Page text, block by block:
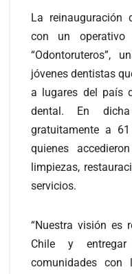
La reinauguración
con un operativo
“Odontoruteros”,
jóvenes dentistas
a lugares del país
dental. En
gratuitamente a
quienes
limpiezas,
servicios.
“Nuestra visión es
Chile y
comunidades con